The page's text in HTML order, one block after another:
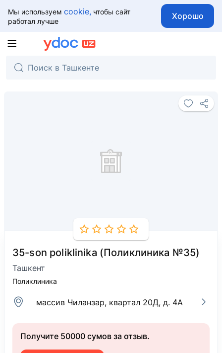
Мы используем cookie, чтобы сайт
работал лучше
Хорошо
35-son poliklinika (Поликлиника №35)
Ташкент
Поликлиника
массив Чиланзар, квартал 20Д, д. 4А
Получите 50000 сумов за отзыв.